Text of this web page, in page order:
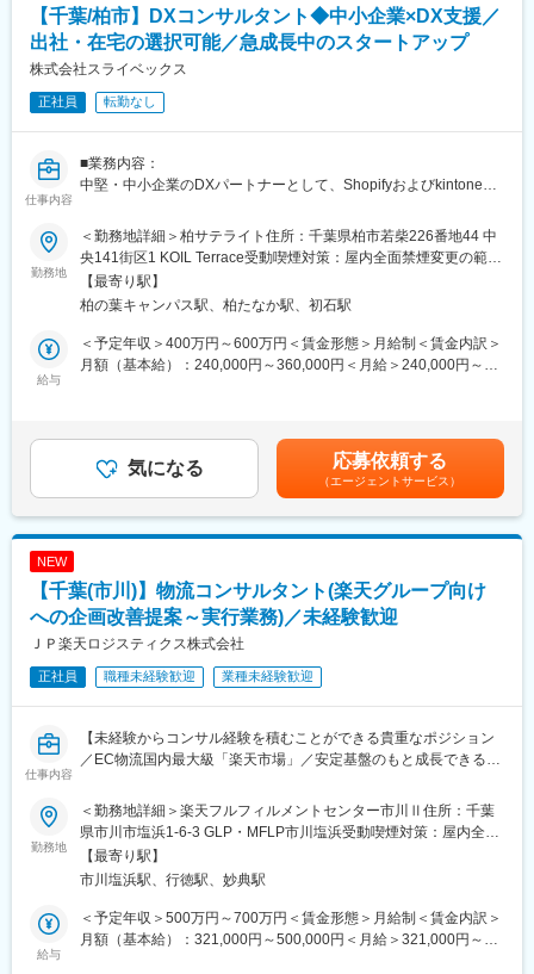
変更の範囲：会社の定める業務
だきます。現社員の方は1日1～2社ほど訪問しております。
・巡回監査
・決算及び税務申告業務
・税理士補助、コンサルティング業務
・顧客対応
・記帳代行など
■組織構成：本社では1課～3課あり、6～8名で構成されておりま
す。男女比は女性4割、男性6割です。
同社は、会社立ち上げ～法律関連、労務関連、会計関連など幅広
い領域でのトータルサポートをしており、お客様から高い信頼を
獲得しています。結果として、現在顧客からの紹介比率も非常に
高く、顧客数は右肩上がりで上昇しています。
■就業環境について：
・【働きやすさ】…同社は基本的な労働時間が1日7時間であり、
税理士を目指している方でも実務で学びつつ、個人で勉強する時
間を確保することが出来ます。終業後はオフィス内で勉強もでき
る環境で、応援体制が整っています。
・【制度充実】…入社1年目より税理士資格手当があります・産
変更の範囲：会社の定める業務
【千葉/柏市】DXコンサルタント◆中小企業×DX支援／
出社・在宅の選択可能／急成長中のスタートアップ
株式会社スライベックス
正社員 転勤なし
仕事内容
■業務内容：
中堅・中小企業のDXパートナーとして、Shopifyおよびkintoneを
をお任せします。経営視点と現場理解の両面から、クライアント
の変革を伴走支援するポジションです。
【具体的な業務内容】
・クライアント経営層・現場担当との課題ヒアリング・現状分析
・業務プロセスの可視化・改善提案／SaaS導入支援（kintone,
Shopifyなど）
ど）
・クライアントとの長期関係構築と、追加支援提案
■特徴：
・ハイブリッド勤務制度（業務内容に応じた出社・在宅の選択
・中小企業×DXという成長余地の大きなテーマに挑戦できます。
・プロジェクト全体に深く関わりながら、業務を進行いただけま
す。
て見届けることができます。
・クライアントのDXを通じた変革やビジネスの発展をダイレクト
に感じることができます。
・自社の組織を作り、成長させていくというスタートアップなら
■同社について：
勤務地
＜勤務地詳細＞柏サテライト住所：千葉県柏市若柴226番地44 中
央141街区1 KOIL Terrace受動喫煙対策：屋内全面禁煙変更の範
囲：会社の定める事業所（リモートワーク含む）
【最寄り駅】
柏の葉キャンパス駅、柏たなか駅、初石駅
給与
＜予定年収＞400万円～600万円＜賃金形態＞月給制＜賃金内訳＞
月額（基本給）：240,000円～360,000円＜月給＞240,000円～
賃金はあくまでも目安の金額であり、選考を通じて上下する可能
性があります。月給(月額)は固定手当を含めた表記です。
気になる 応募依頼する
（エージェントサービス）
NEW
【千葉(市川)】物流コンサルタント(楽天グループ向け
への企画改善提案～実行業務)／未経験歓迎
ＪＰ楽天ロジスティクス株式会社
正社員 職種未経験歓迎 業種未経験歓迎
仕事内容
【未経験からコンサル経験を積むことができる貴重なポジション
／EC物流国内最大級「楽天市場」／安定基盤のもと成長できる環
当社の物流センターにおける顧客との長期的な関係構築/維持/強化
等、サービス提案や課題解決活動（アカウントマネジメント業
務）を担っていただきます。顧客側、倉庫側との交渉や調整、新
規物流サービス、または既存物流業務に関連する改善案のオペレ
ーションの企画/要件定義/設計/実行を担当いただきます。
勤務地
＜勤務地詳細＞楽天フルフィルメントセンター市川Ⅱ住所：千葉
県市川市塩浜1-6-3 GLP・MFLP市川塩浜受動喫煙対策：屋内全面
禁煙変更の範囲：会社の定める事業所
【最寄り駅】
市川塩浜駅、行徳駅、妙典駅
給与
＜予定年収＞500万円～700万円＜賃金形態＞月給制＜賃金内訳＞
月額（基本給）：321,000円～500,000円＜月給＞321,000円～